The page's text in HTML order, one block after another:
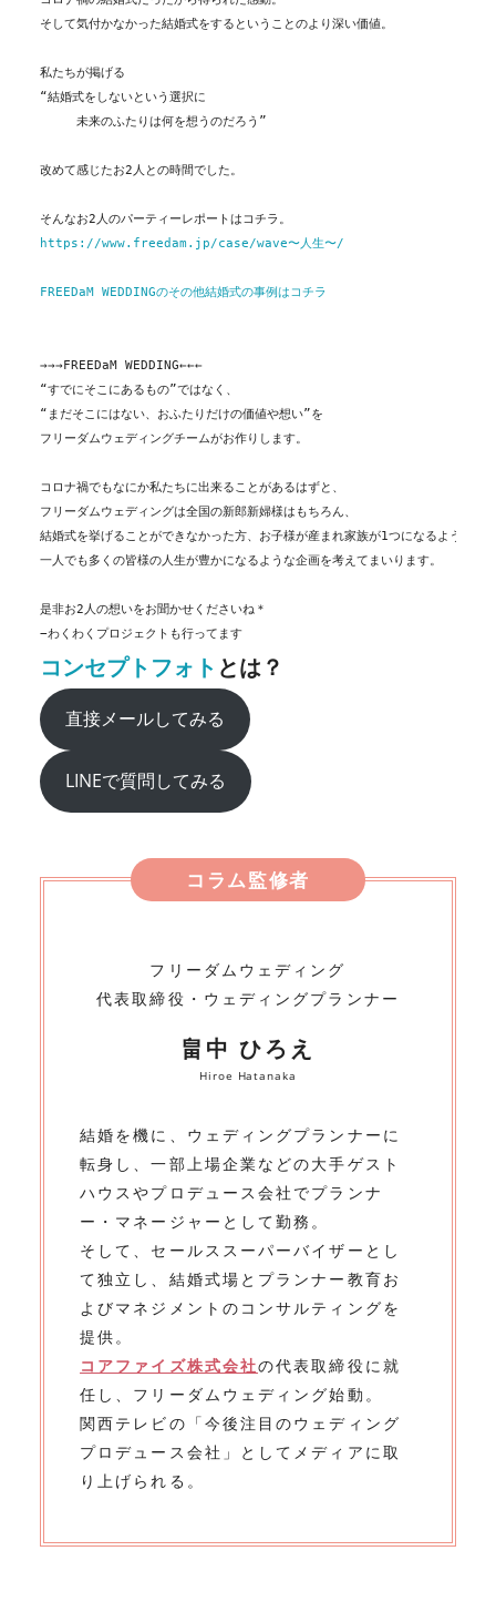
そして気付かなかった結婚式をするということのより深い価値。
私たちが掲げる
“結婚式をしないという選択に
未来のふたりは何を想うのだろう”
改めて感じたお2人との時間でした。
そんなお2人のパーティーレポートはコチラ。
https://www.freedam.jp/case/wave〜人生〜/
FREEDaM WEDDINGのその他結婚式の事例はコチラ
→→→FREEDaM WEDDING←←←
“すでにそこにあるもの”ではなく、
“まだそこにはない、おふたりだけの価値や想い”を
フリーダムウェディングチームがお作りします。
コロナ禍でもなにか私たちに出来ることがあるはずと、
フリーダムウェディングは全国の新郎新婦様はもちろん、
結婚式を挙げることができなかった方、お子様が産まれ家族が1つになるような新
一人でも多くの皆様の人生が豊かになるような企画を考えてまいります。
是非お2人の想いをお聞かせくださいね＊
−わくわくプロジェクトも行ってます
コンセプトフォト とは？
直接メールしてみる
LINEで質問してみる
コラム監修者
フリーダムウェディング
代表取締役・ウェディングプランナー
畠中 ひろえ
Hiroe Hatanaka
結婚を機に、ウェディングプランナーに
転身し、一部上場企業などの大手ゲスト
ハウスやプロデュース会社でプランナ
ー・マネージャーとして勤務。
そして、セールススーパーバイザーとし
て独立し、結婚式場とプランナー教育お
よびマネジメントのコンサルティングを
提供。
コアファイズ株式会社の代表取締役に就
任し、フリーダムウェディング始動。
関西テレビの「今後注目のウェディング
プロデュース会社」としてメディアに取
り上げられる。